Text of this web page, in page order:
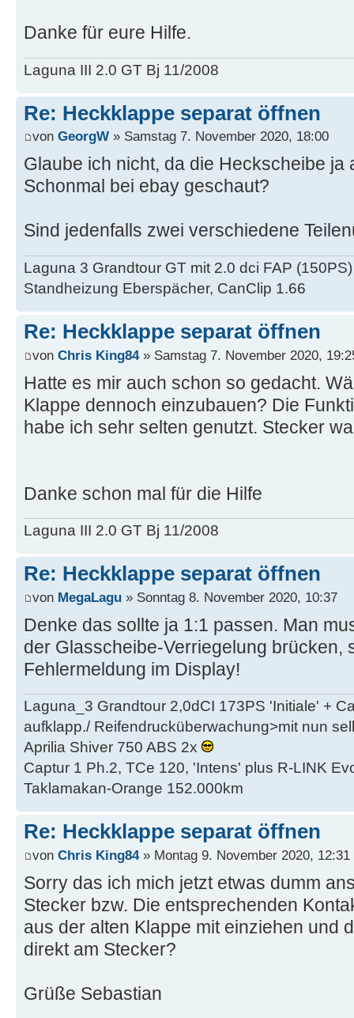
Danke für eure Hilfe.
Laguna III 2.0 GT Bj 11/2008
Re: Heckklappe separat öffnen
von GeorgW » Samstag 7. November 2020, 18:00
Glaube ich nicht, da die Heckscheibe ja
Schonmal bei ebay geschaut?
Sind jedenfalls zwei verschiedene
Laguna 3 Grandtour GT mit 2.0 dci FAP
Standheizung Eberspächer, CanClip 1.66
Re: Heckklappe separat öffnen
von Chris King84» Samstag 7. November 2020,
Hatte es mir auch schon so gedacht.
Klappe dennoch einzubauen? Die
habe ich sehr selten genutzt. Stecker
Danke schon mal für die Hilfe
Laguna III 2.0 GT Bj 11/2008
Re: Heckklappe separat öffnen
von MegaLagu » Sonntag 8. November 2020, 10:37
Denke das sollte ja 1:1 passen. Man
der Glasscheibe-Verriegelung brücken,
Fehlermeldung im Display!
Laguna_3 Grandtour 2,0dCI 173PS 'Initiale' +
aufklapp./ Reifendrucküberwachung>mit nun
Aprilia Shiver 750 ABS 2x
Captur 1 Ph.2, TCe 120, 'Intens' plus R-LINK
Taklamakan-Orange 152.000km
Re: Heckklappe separat öffnen
von Chris King84» Montag 9. November 2020, 12:31
Sorry das ich mich jetzt etwas dumm
Stecker bzw. Die entsprechenden
aus der alten Klappe mit einziehen und
direkt am Stecker?
Grüße Sebastian